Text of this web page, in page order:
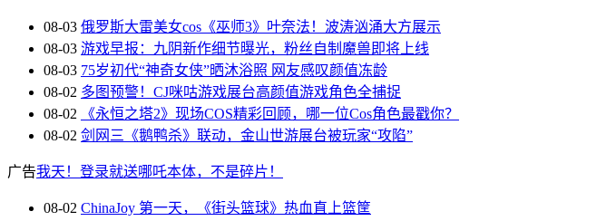
08-03 俄罗斯大雷美女cos《巫师3》叶奈法！波涛汹涌大方展示
08-03 游戏早报：九阴新作细节曝光，粉丝自制魔兽即将上线
08-03 75岁初代“神奇女侠”晒沐浴照 网友感叹颜值冻龄
08-02 多图预警！CJ咪咕游戏展台高颜值游戏角色全捕捉
08-02
《永恒之塔2》现场COS精彩回顾，哪一位Cos角色最戳你？
08-02 剑网三《鹅鸭杀》联动，金山世游展台被玩家“攻陷”
广告我天！登录就送哪吒本体，不是碎片！
08-02 ChinaJoy 第一天，《街头篮球》热血直上篮筐